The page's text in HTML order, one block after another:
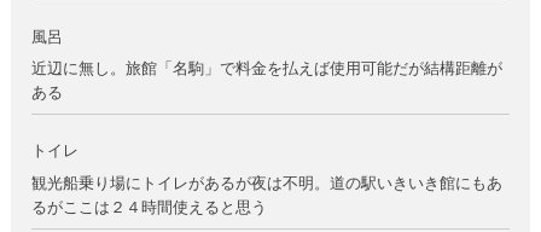
風呂
近辺に無し。旅館「名駒」で料金を払えば使用可能だが結構距離が
ある
トイレ
観光船乗り場にトイレがあるが夜は不明。道の駅いきいき館にもあ
るがここは２４時間使えると思う